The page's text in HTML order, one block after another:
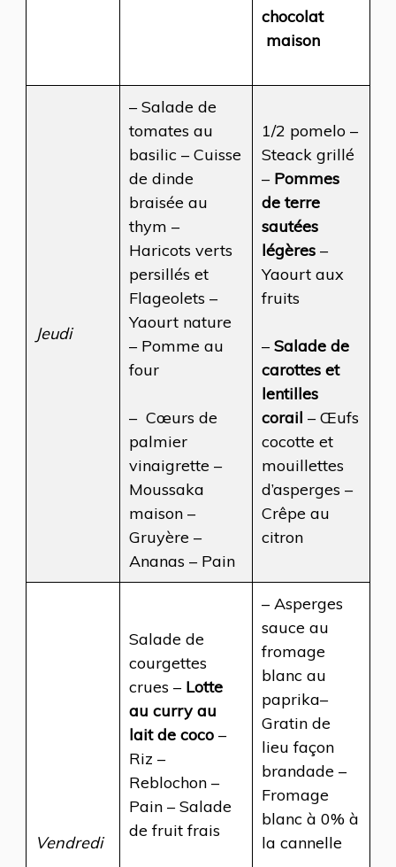
chocolat
maison
Jeudi
– Salade de
tomates au
basilic – Cuisse
de dinde
braisée au
thym –
Haricots verts
persillés et
Flageolets –
Yaourt nature
– Pomme au
four
– Cœurs de
palmier
vinaigrette –
Moussaka
maison –
Gruyère –
Ananas – Pain
1/2 pomelo –
Steack grillé
– Pommes
de terre
sautées
légères –
Yaourt aux
fruits
– Salade de
carottes et
lentilles
corail – Œufs
cocotte et
mouillettes
d’asperges –
Crêpe au
citron
Vendredi
Salade de
courgettes
crues – Lotte
au curry au
lait de coco –
Riz –
Reblochon –
Pain – Salade
de fruit frais
– Asperges
sauce au
fromage
blanc au
paprika–
Gratin de
lieu façon
brandade –
Fromage
blanc à 0% à
la cannelle